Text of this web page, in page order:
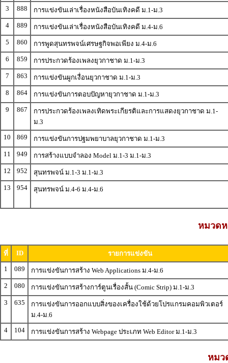
3
888
การแข่งขันเล่าเรื่องหนังสือบันเทิงคดี ม.1-ม.3
4
889
การแข่งขันเล่าเรื่องหนังสือบันเทิงคดี ม.4-ม.6
5
860
การพูดสุนทรพจน์เศรษฐกิจพอเพียง ม.4-ม.6
6
859
การประกวดร้องเพลงยุวกาชาด ม.1-ม.3
7
863
การแข่งขันผูกเงื่อนยุวกาชาด ม.1-ม.3
8
864
การแข่งขันการตอบปัญหายุวกาชาด ม.1-ม.3
9
867
การประกวดร้องเพลงเทิดพระเกียรติและการแสดงยุวกาชาด ม.1-
ม.3
10
869
การแข่งขันการปฐมพยาบาลยุวกาชาด ม.1-ม.3
11
949
การสร้างแบบจำลอง Model ม.1-3 ม.1-ม.3
12
952
สุนทรพจน์ ม.1-3 ม.1-ม.3
13
954 สุนทรพจน์ ม.4-6 ม.4-ม.6
หมวด
ที่ ID
รายการแข่งขัน
1
089
การแข่งขันการสร้าง Web Applications ม.4-ม.6
2
080
การแข่งขันการสร้างการ์ตูนเรื่องสั้น (Comic Strip) ม.1-ม.3
3
635
การแข่งขันการออกแบบสิ่งของเครื่องใช้ด้วยโปรแกรมคอมพิวเตอร์
ม.4-ม.6
4
104 การแข่งขันการสร้าง Webpage ประเภท Web Editor ม.1-ม.3
หมว